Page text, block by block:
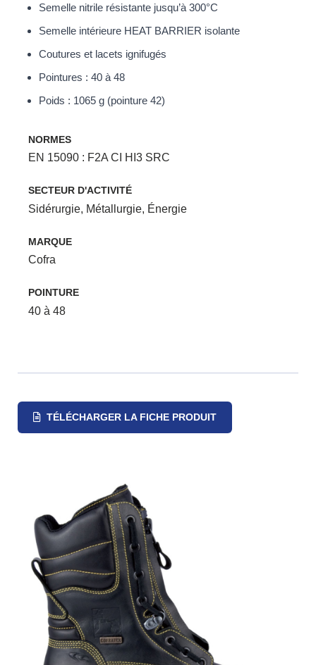
Semelle nitrile résistante jusqu’à 300°C
Semelle intérieure HEAT BARRIER isolante
Coutures et lacets ignifugés
Pointures : 40 à 48
Poids : 1065 g (pointure 42)
NORMES
EN 15090 : F2A CI HI3 SRC
SECTEUR D'ACTIVITÉ
Sidérurgie, Métallurgie, Énergie
MARQUE
Cofra
POINTURE
40 à 48
TÉLÉCHARGER LA FICHE PRODUIT